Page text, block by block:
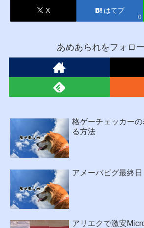
X はてブ
0
あめあられをフォロ
格ゲーチェッカー
る方法
アメーバピグ最終日
アリエクで激安